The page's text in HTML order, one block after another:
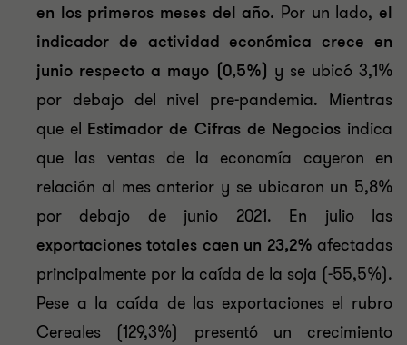
en los primeros meses del año. Por un lado, el
indicador de actividad económica crece en
junio respecto a mayo (0,5%) y se ubicó 3,1%
por debajo del nivel pre-pandemia. Mientras
que el Estimador de Cifras de Negocios indica
que las ventas de la economía cayeron en
relación al mes anterior y se ubicaron un 5,8%
por debajo de junio 2021. En julio las
exportaciones totales caen un 23,2% afectadas
principalmente por la caída de la soja (-55,5%).
Pese a la caída de las exportaciones el rubro
Cereales (129,3%) presentó un crecimiento